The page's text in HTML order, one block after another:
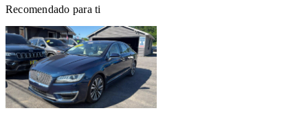
Recomendado para ti